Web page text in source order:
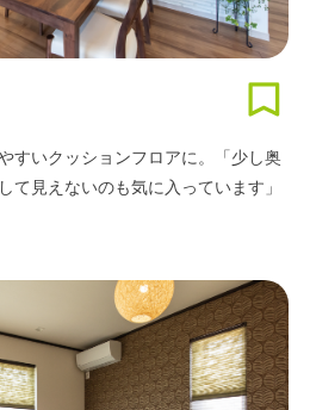
すいクッションフロアに。「少し奥
て見えないのも気に入っています」